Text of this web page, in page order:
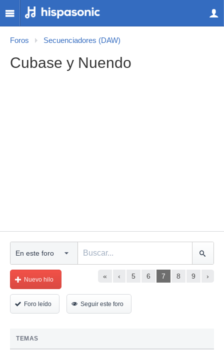
Foros Secuenciadores (DAW)
Cubase y Nuendo
« ‹ 5 6 7 8 9 ›
Nuevo hilo
Foro leído Seguir este foro
TEMAS